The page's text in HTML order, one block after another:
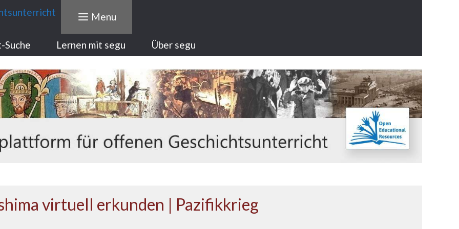
Menu
Suche Lernen mit segu Über segu
virtuell erkunden | Pazifikkrieg